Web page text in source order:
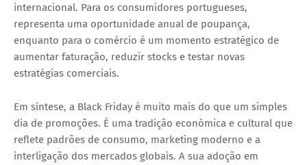
internacional. Para os consumidores portugueses,
representa uma oportunidade anual de poupança,
enquanto para o comércio é um momento estratégico de
aumentar faturação, reduzir stocks e testar novas
estratégias comerciais.
Em síntese, a Black Friday é muito mais do que um simples
dia de promoções. É uma tradição económica e cultural que
reflete padrões de consumo, marketing moderno e a
interligação dos mercados globais. A sua adoção em